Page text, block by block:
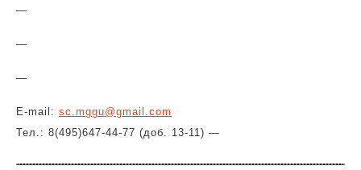
—
—
—
E-mail: sc.mggu@gmail.com
Тел.: 8(495)647-44-77 (доб. 13-11) —